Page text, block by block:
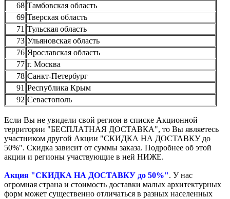
68 Тамбовская область
69 Тверская область
71 Тульская область
73 Ульяновская область
76 Ярославская область
77 г. Москва
78 Санкт-Петербург
91 Республика Крым
92 Севастополь
Если Вы не увидели свой регион в списке Акционной
территории "БЕСПЛАТНАЯ ДОСТАВКА", то Вы являетесь
участником другой Акции "СКИДКА НА ДОСТАВКУ до
50%". Скидка зависит от суммы заказа. Подробнее об этой
акции и регионы участвующие в ней НИЖЕ.
Акция "СКИДКА НА ДОСТАВКУ до 50%". У нас
огромная страна и стоимость доставки малых архитектурных
форм может существенно отличаться в разных населенных